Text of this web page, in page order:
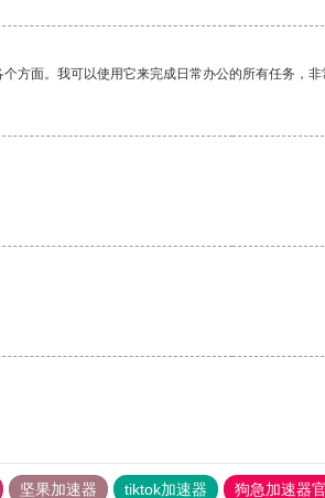
方面。我可以使用它来完成日常办公的所有任务，非
坚果加速器 tiktok加速器 狗急加速器